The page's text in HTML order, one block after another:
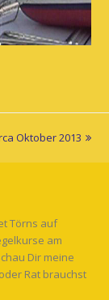
Oktober 2013
Törns auf
am
Dir meine
Rat brauchst